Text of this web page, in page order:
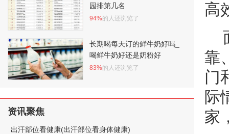
高
靠
门
际
家
园排第几名
94%的人还浏览了
长期喝每天订的鲜牛奶好吗_
喝鲜牛奶好还是奶粉好
83%的人还浏览了
资讯聚焦
出汗部位看健康(出汗部位看身体健康)